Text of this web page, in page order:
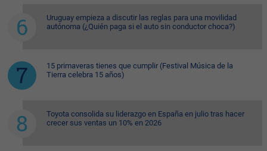
Uruguay empieza a discutir las reglas para una movilidad
autónoma (¿Quién paga si el auto sin conductor choca?)
15 primaveras tienes que cumplir (Festival Música de la
Tierra celebra 15 años)
Toyota consolida su liderazgo en España en julio tras hacer
crecer sus ventas un 10% en 2026